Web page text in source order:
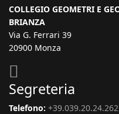
COLLEGIO GEOMETRI E
BRIANZA
Via G. Ferrari 39
20900 Monza
Segreteria
Telefono: +39.039.20.24.262